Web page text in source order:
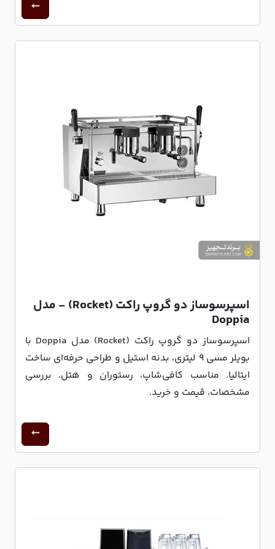
اسپرسوساز دو گروپ راکت (Rocket) - مدل
Doppia
اسپرسوساز دو گروپ راکت (Rocket) مدل Doppia با
بویلر مسی 9 لیتری، بدنه استیل و طراحی حرفه‌ای ساخت
ایتالیا. مناسب کافی‌شاپ، رستوران و هتل. بررسی
مشخصات، قیمت و خرید.